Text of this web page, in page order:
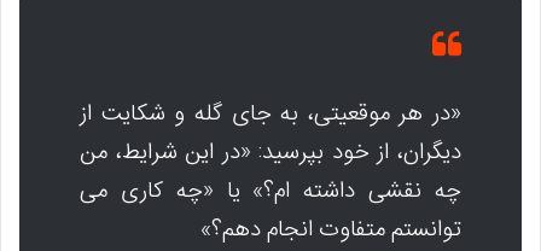
«در هر موقعیتی، به جای گله و شکایت از
دیگران، از خود بپرسید: «در این شرایط، من
چه نقشی داشته ام؟» یا «چه کاری می
توانستم متفاوت انجام دهم؟»